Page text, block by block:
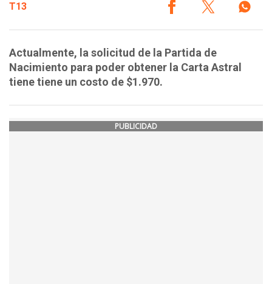
T13
Actualmente, ​la solicitud de la Partida de
Nacimiento para poder obtener la Carta Astral
tiene tiene un costo de $1.970.
PUBLICIDAD